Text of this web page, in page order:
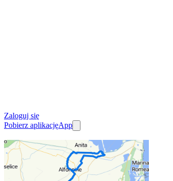
Zaloguj się
Pobierz aplikacjęApp